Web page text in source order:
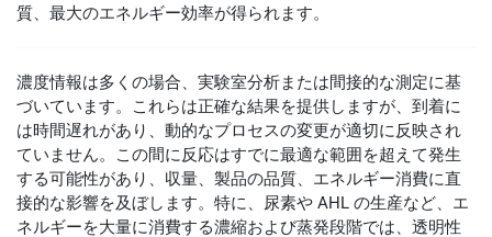
質、最大のエネルギー効率が得られます。
濃度情報は多くの場合、実験室分析または間接的な測定に基
づいています。これらは正確な結果を提供しますが、到着に
は時間遅れがあり、動的なプロセスの変更が適切に反映され
ていません。この間に反応はすでに最適な範囲を超えて発生
する可能性があり、収量、製品の品質、エネルギー消費に直
接的な影響を及ぼします。特に、尿素や AHL の生産など、エ
ネルギーを大量に消費する濃縮および蒸発段階では、透明性